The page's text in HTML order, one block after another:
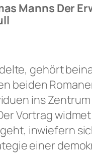
Manns Der
gehört
beiden
ins Zentrum
Vortrag
inwiefern
einer